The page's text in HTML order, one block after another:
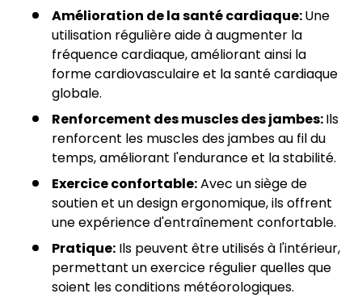
Amélioration de la santé cardiaque:Une
utilisation régulière aide à augmenter la
fréquence cardiaque, améliorant ainsi la
forme cardiovasculaire et la santé cardiaque
globale.
Renforcement des muscles des jambes:Ils
renforcent les muscles des jambes au fil du
temps, améliorant l'endurance et la stabilité.
Exercice confortable:Avec un siège de
soutien et un design ergonomique, ils offrent
une expérience d'entraînement confortable.
Pratique: Ils peuvent être utilisés à l'intérieur,
permettant un exercice régulier quelles que
soient les conditions météorologiques.